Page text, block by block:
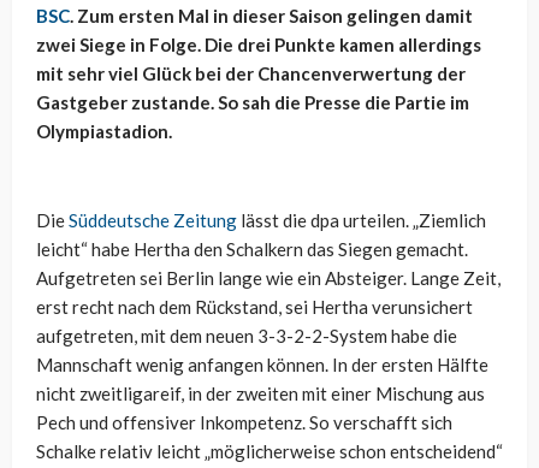
BSC. Zum ersten Mal in dieser Saison gelingen damit
zwei Siege in Folge. Die drei Punkte kamen allerdings
mit sehr viel Glück bei der Chancenverwertung der
Gastgeber zustande. So sah die Presse die Partie im
Olympiastadion.
DieSüddeutsche Zeitung lässt die dpa urteilen. „Ziemlich
leicht“ habe Hertha den Schalkern das Siegen gemacht.
Aufgetreten sei Berlin lange wie ein Absteiger. Lange Zeit,
erst recht nach dem Rückstand, sei Hertha verunsichert
aufgetreten, mit dem neuen 3-3-2-2-System habe die
Mannschaft wenig anfangen können. In der ersten Hälfte
nicht zweitligareif, in der zweiten mit einer Mischung aus
Pech und offensiver Inkompetenz. So verschafft sich
Schalke relativ leicht „möglicherweise schon entscheidend“